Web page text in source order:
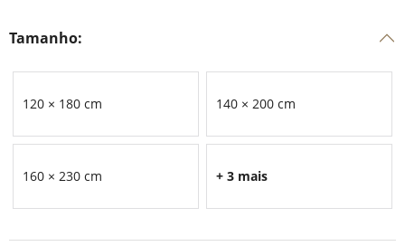
Tamanho:
120 × 180 cm 140 × 200 cm
160 × 230 cm + 3 mais